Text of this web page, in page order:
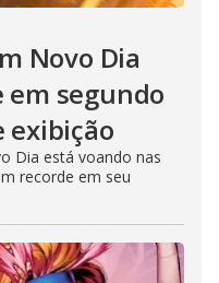
Novo Dia
em segundo
exibição
Dia está voando nas
recorde em seu